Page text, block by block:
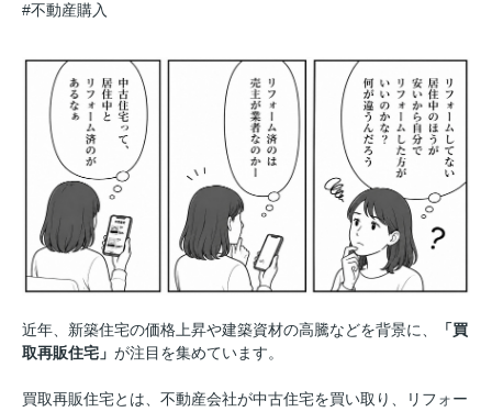
#不動産購入
近年、新築住宅の価格上昇や建築資材の高騰などを背景に、
「買
取再販住宅」 が注目を集めています。
買取再販住宅とは、不動産会社が中古住宅を買い取り、リフォー